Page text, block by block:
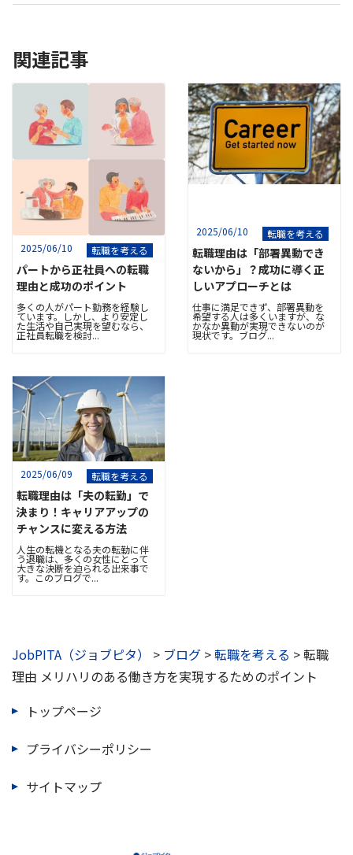
関連記事
2025/06/10 転職を考える
パートから正社員への転職
理由と成功のポイント
多くの人がパート勤務を経験し
ています。しかし、より安定し
た生活や自己実現を望むなら、
正社員転職を検討...
2025/06/10 転職を考える
転職理由は「部署異動でき
ないから」？成功に導く正
しいアプローチとは
仕事に満足できず、部署異動を
希望する人は多くいますが、な
かなか異動が実現できないのが
現状です。ブログ...
2025/06/09 転職を考える
転職理由は「夫の転勤」で
決まり！キャリアアップの
チャンスに変える方法
人生の転機となる夫の転勤に伴
う退職は、多くの女性にとって
大きな決断を迫られる出来事で
す。このブログで...
JobPITA（ジョブピタ） > ブログ >転職を考える >転職
理由 メリハリのある働き方を実現するためのポイント
トップページ
プライバシーポリシー
サイトマップ